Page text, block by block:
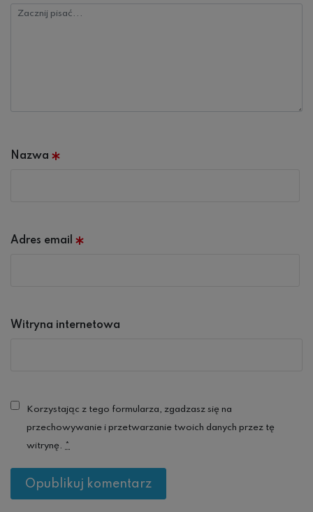
Nazwa
Adres email
Witryna internetowa
Korzystając z tego formularza, zgadzasz się na
przechowywanie i przetwarzanie twoich danych przez tę
witrynę. *